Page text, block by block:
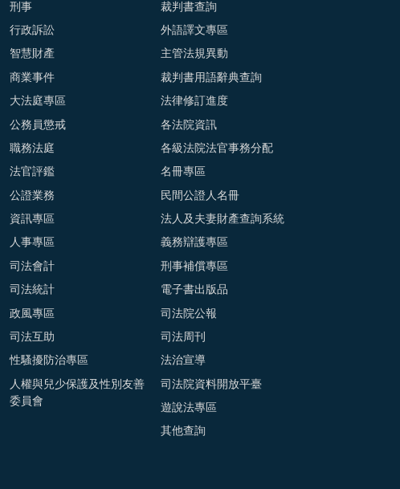
刑事
行政訴訟
智慧財產
商業事件
大法庭專區
公務員懲戒
職務法庭
法官評鑑
公證業務
資訊專區
人事專區
司法會計
司法統計
政風專區
司法互助
性騷擾防治專區
人權與兒少保護及性別友善
委員會
裁判書查詢
外語譯文專區
主管法規異動
裁判書用語辭典查詢
法律修訂進度
各法院資訊
各級法院法官事務分配
名冊專區
民間公證人名冊
法人及夫妻財產查詢系統
義務辯護專區
刑事補償專區
電子書出版品
司法院公報
司法周刊
法治宣導
司法院資料開放平臺
遊說法專區
其他查詢